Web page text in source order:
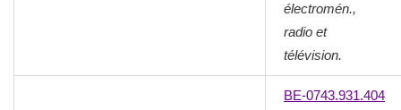
électromén.,
radio et
télévision.
BE-0743.931.404